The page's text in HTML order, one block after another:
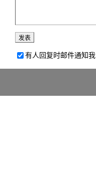
有人回复时邮件通知我